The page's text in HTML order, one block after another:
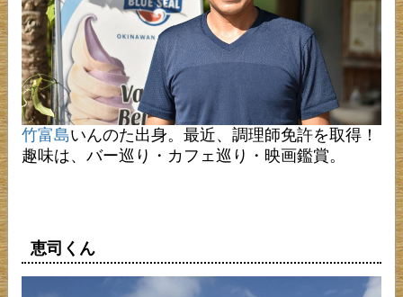
竹富島いんのた出身。最近、調理師免許を取得！
趣味は、バー巡り・カフェ巡り・映画鑑賞。
恵司くん